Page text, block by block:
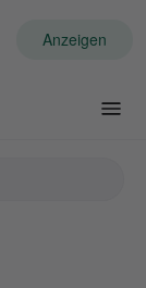
Anzeigen